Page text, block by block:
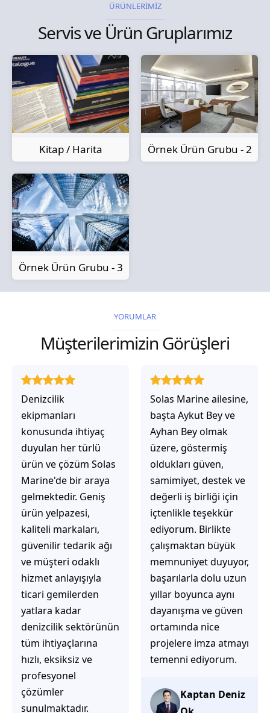
ÜRÜNLERİMİZ
Servis ve Ürün Gruplarımız
Kitap / Harita Örnek Ürün Grubu - 2
Örnek Ürün Grubu - 3
YORUMLAR
Müşterilerimizin Görüşleri
Solas Marine ailesine,
başta Aykut Bey ve
Ayhan Bey olmak
üzere, göstermiş
oldukları güven,
samimiyet, destek ve
değerli iş birliği için
içtenlikle teşekkür
ediyorum. Birlikte
çalışmaktan büyük
memnuniyet duyuyor,
başarılarla dolu uzun
yıllar boyunca aynı
dayanışma ve güven
ortamında nice
projelere imza atmayı
temenni ediyorum.
Kaptan Deniz
Solas Marine ile
çalıştığınızda,
işlerinin gerçekten
çözüm üretmeye
odaklı olduğunu
hemen fark
ediyorsunuz.
İhtiyaçlarınıza hızlı ve
doğru çözümler
sunmaya çalışıyorlar.
Müşteri
memnuniyetini ön
planda tutan
yaklaşımları, ilgili
iletişimleri ve
güvenilir hizmet
anlayışları sayesinde
başarılı bir ekip
olduklarını